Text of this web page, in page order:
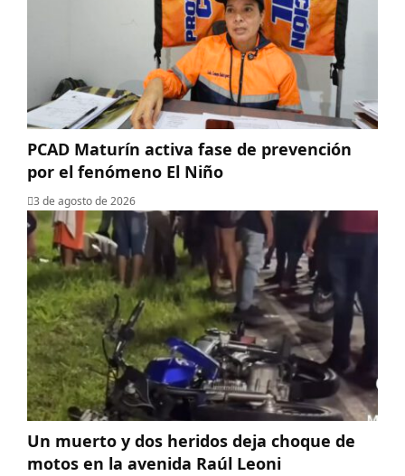
PCAD Maturín activa fase de prevención
por el fenómeno El Niño
3 de agosto de 2026
Un muerto y dos heridos deja choque de
motos en la avenida Raúl Leoni